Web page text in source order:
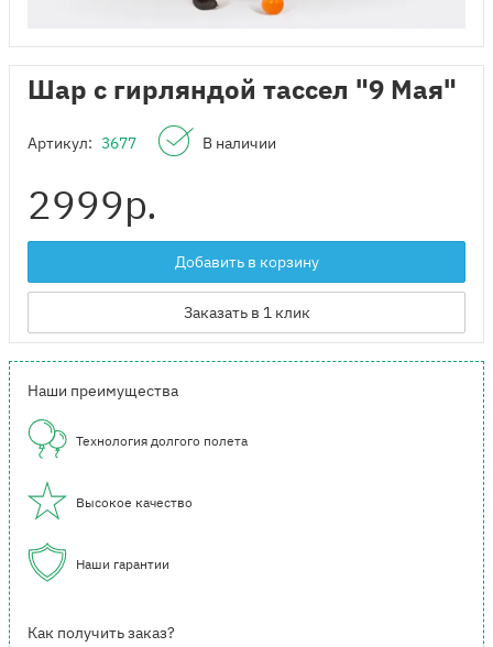
Шар с гирляндой тассел "9 Мая"
Артикул: 3677 В наличии
2999р.
Добавить в корзину
Заказать в 1 клик
Наши преимущества
Технология долгого полета
Высокое качество
Наши гарантии
Как получить заказ?